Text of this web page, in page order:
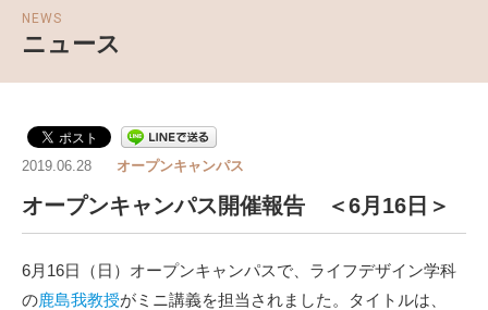
NEWS
ニュース
2019.06.28 オープンキャンパス
オープンキャンパス開催報告 ＜6月16日＞
6月16日（日）オープンキャンパスで、ライフデザイン学科
の鹿島我教授がミニ講義を担当されました。タイトルは、